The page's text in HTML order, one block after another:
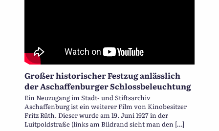
Großer historischer Festzug anlässlich
der Aschaffenburger Schlossbeleuchtung
Ein Neuzugang im Stadt- und Stiftsarchiv
Aschaffenburg ist ein weiterer Film von Kinobesitzer
Fritz Rüth. Dieser wurde am 19. Juni 1927 in der
Luitpoldstraße (links am Bildrand sieht man den […]